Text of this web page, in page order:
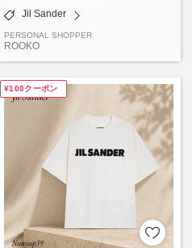
Jil Sander
PERSONAL SHOPPER
ROOKO
¥100クーポン